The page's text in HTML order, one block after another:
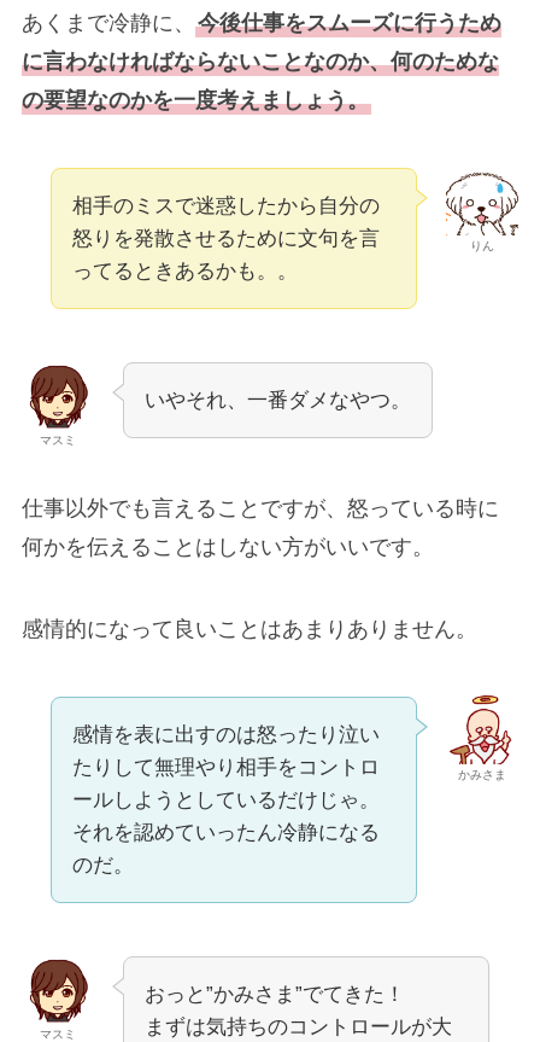
あくまで冷静に、 今後仕事をスムーズに行うため
に言わなければならないことなのか、何のためな
の要望なのかを一度考えましょう。
りん
相手のミスで迷惑したから自分の
怒りを発散させるために文句を言
ってるときあるかも。。
マスミ
いやそれ、一番ダメなやつ。
仕事以外でも言えることですが、怒っている時に
何かを伝えることはしない方がいいです。
感情的になって良いことはあまりありません。
かみさま
感情を表に出すのは怒ったり泣い
たりして無理やり相手をコントロ
ールしようとしているだけじゃ。
それを認めていったん冷静になる
のだ。
マスミ
おっと”かみさま”でてきた！
まずは気持ちのコントロールが大